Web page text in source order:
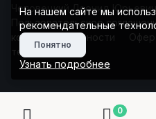
Чеповецкий Леонид Юрьевич
Пользовательское
конфиденциальности
технологии
0
На нашем сайте мы
рекомендательные
Понятно
Узнать подробнее